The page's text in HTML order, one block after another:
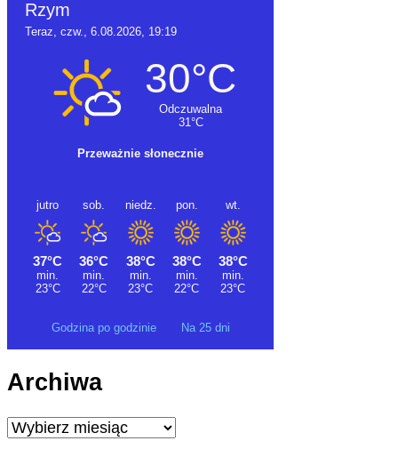
Godzina po godzinie Na 25 dni
Archiwa
Archiwa